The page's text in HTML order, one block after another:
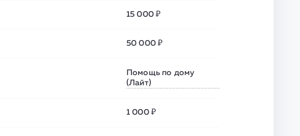
15 000 ₽
50 000 ₽
Помощь по дому
(Лайт)
1 000 ₽